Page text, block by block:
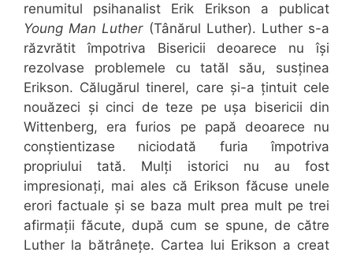
renumitul psihanalist Erik Erikson a publicat
Young Man Luther(Tânărul Luther). Luther s-a
răzvrătit împotriva Bisericii deoarece nu își
rezolvase problemele cu tatăl său, susținea
Erikson. Călugărul tinerel, care și-a țintuit cele
nouăzeci și cinci de teze pe ușa bisericii din
Wittenberg, era furios pe papă deoarece nu
conștientizase niciodată furia împotriva
propriului tată. Mulți istorici nu au fost
impresionați, mai ales că Erikson făcuse unele
erori factuale și se baza mult prea mult pe trei
afirmații făcute, după cum se spune, de către
Luther la bătrânețe. Cartea lui Erikson a creat